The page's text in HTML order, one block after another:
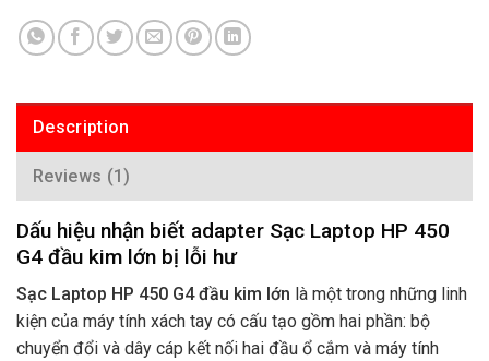
Description
Reviews (1)
Dấu hiệu nhận biết adapter Sạc Laptop HP 450
G4 đầu kim lớn bị lỗi hư
Sạc Laptop HP 450 G4 đầu kim lớn là một trong những linh
kiện của máy tính xách tay có cấu tạo gồm hai phần: bộ
chuyển đổi và dây cáp kết nối hai đầu ổ cắm và máy tính